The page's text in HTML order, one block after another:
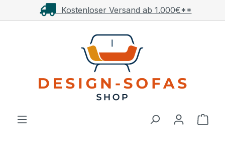
Zum Hauptinhalt springen
Kostenloser Versand ab 1.000€**